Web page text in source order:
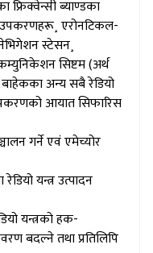
फ्रिक्वेन्सी ब्याण्डका
एरोनटिकल-
स्टेसन¸
सिष्टम (अर्थ
अन्य सबै रेडियो
आयात सिफारिस
गर्ने एवं एमेच्योर
यन्त्र उत्पादन
यन्त्रको हक-
बदल्ने तथा प्रतिलिपि